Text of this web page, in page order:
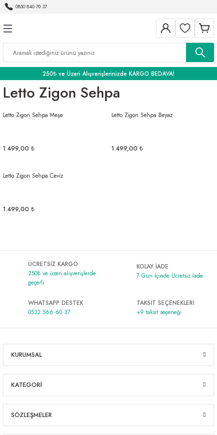
0850 840 70 37
250₺ ve Üzeri Alışverişlerinizde KARGO BEDAVA!
Letto Zigon Sehpa
Letto Zigon Sehpa Meşe
1.499,00 ₺
Letto Zigon Sehpa Beyaz
1.499,00 ₺
Letto Zigon Sehpa Ceviz
1.499,00 ₺
ÜCRETSİZ KARGO
250₺ ve üzeri alışverişlerde
geçerli
KOLAY İADE
7 Gün İçinde Ücretsiz İade
WHATSAPP DESTEK
0532 566 60 37
TAKSİT SEÇENEKLERİ
+9 taksit seçeneği
KURUMSAL
KATEGORİ
SÖZLEŞMELER